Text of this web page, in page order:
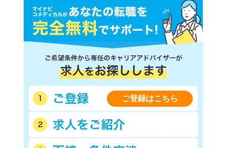
鹿児島県
沖縄県
ご登録はこちら